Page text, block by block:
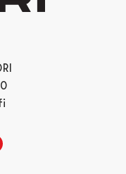
Facebookissa
välilehdessä
Instagramissa
uudessa välilehdessä
kaupunki Youtubessa
uudessa välilehdessä